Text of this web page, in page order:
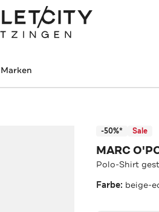
Marken
-50%* Sale
MARC
Polo-Shirt
Farbe: beige-